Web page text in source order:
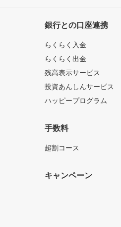
銀行との口座連携
らくらく入金
らくらく出金
残高表示サービス
投資あんしんサービス
ハッピープログラム
手数料
超割コース
キャンペーン